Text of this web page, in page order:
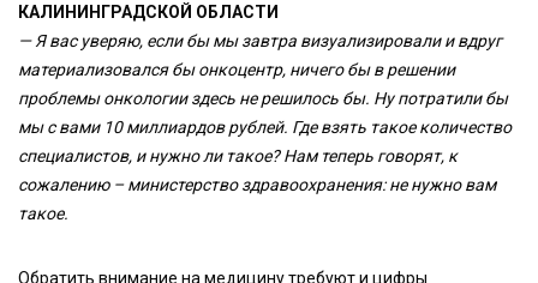
КАЛИНИНГРАДСКОЙ ОБЛАСТИ
— Я вас уверяю, если бы мы завтра визуализировали и вдруг
материализовался бы онкоцентр, ничего бы в решении
проблемы онкологии здесь не решилось бы. Ну потратили бы
мы с вами 10 миллиардов рублей. Где взять такое количество
специалистов, и нужно ли такое? Нам теперь говорят, к
сожалению – министерство здравоохранения: не нужно вам
такое.
Обратить внимание на медицину требуют и цифры